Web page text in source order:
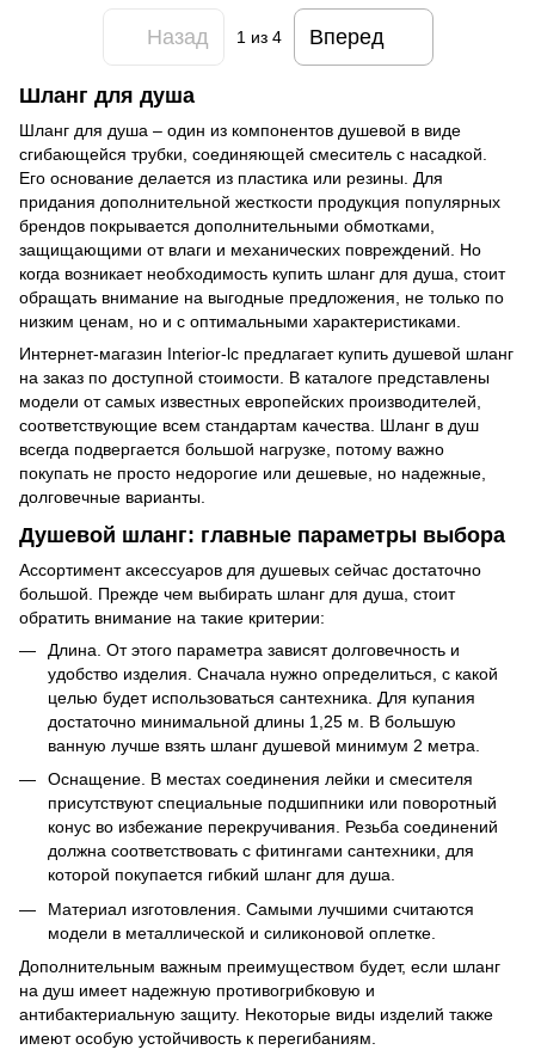
Назад 1 из 4 Вперед
Шланг для душа
Шланг для душа – один из компонентов душевой в виде
сгибающейся трубки, соединяющей смеситель с насадкой.
Его основание делается из пластика или резины. Для
придания дополнительной жесткости продукция популярных
брендов покрывается дополнительными обмотками,
защищающими от влаги и механических повреждений. Но
когда возникает необходимость купить шланг для душа, стоит
обращать внимание на выгодные предложения, не только по
низким ценам, но и с оптимальными характеристиками.
Интернет-магазин Interior-lc предлагает купить душевой шланг
на заказ по доступной стоимости. В каталоге представлены
модели от самых известных европейских производителей,
соответствующие всем стандартам качества. Шланг в душ
всегда подвергается большой нагрузке, потому важно
покупать не просто недорогие или дешевые, но надежные,
долговечные варианты.
Душевой шланг: главные параметры выбора
Ассортимент аксессуаров для душевых сейчас достаточно
большой. Прежде чем выбирать шланг для душа, стоит
обратить внимание на такие критерии:
Длина. От этого параметра зависят долговечность и
удобство изделия. Сначала нужно определиться, с какой
целью будет использоваться сантехника. Для купания
достаточно минимальной длины 1,25 м. В большую
ванную лучше взять шланг душевой минимум 2 метра.
Оснащение. В местах соединения лейки и смесителя
присутствуют специальные подшипники или поворотный
конус во избежание перекручивания. Резьба соединений
должна соответствовать с фитингами сантехники, для
которой покупается гибкий шланг для душа.
Материал изготовления. Самыми лучшими считаются
модели в металлической и силиконовой оплетке.
Дополнительным важным преимуществом будет, если шланг
на душ имеет надежную противогрибковую и
антибактериальную защиту. Некоторые виды изделий также
имеют особую устойчивость к перегибаниям.